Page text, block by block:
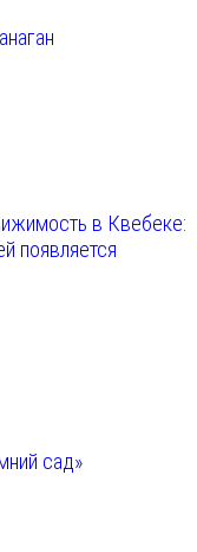
в Квебеке:
появляется
сад»